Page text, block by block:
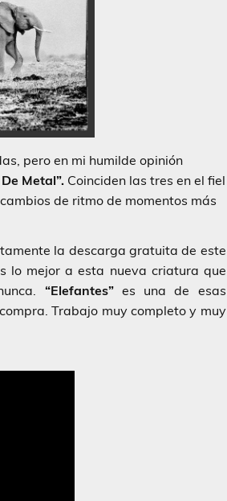
pero en mi humilde opinión
Metal”. Coinciden las tres en el fiel
de ritmo de momentos más
la descarga gratuita de este
lo mejor a esta nueva criatura que
“Elefantes”es una de esas
Trabajo muy completo y muy